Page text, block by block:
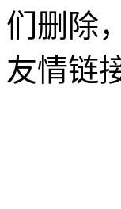
们删除
友情链